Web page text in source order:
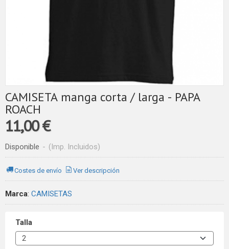
CAMISETA manga corta / larga - PAPA
ROACH
11,00 €
Disponible - (Imp. Incluidos)
Costes de envío Ver descripción
Marca: CAMISETAS
Talla